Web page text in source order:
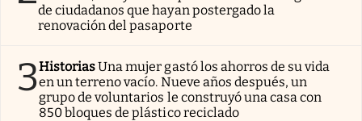
de ciudadanos que hayan postergado la
renovación del pasaporte
3HistoriasUna mujer gastó los ahorros de su vida
en un terreno vacío. Nueve años después, un
grupo de voluntarios le construyó una casa con
850 bloques de plástico reciclado